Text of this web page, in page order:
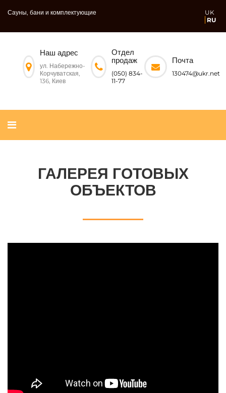
Сауны, бани и комплектующие
UK
RU
Наш адрес
ул. Набережно-
Корчуватская,
136, Киев
Отдел
продаж
(050) 834-
11-77
Почта
130474@ukr.net
ГАЛЕРЕЯ ГОТОВЫХ
ОБЪЕКТОВ